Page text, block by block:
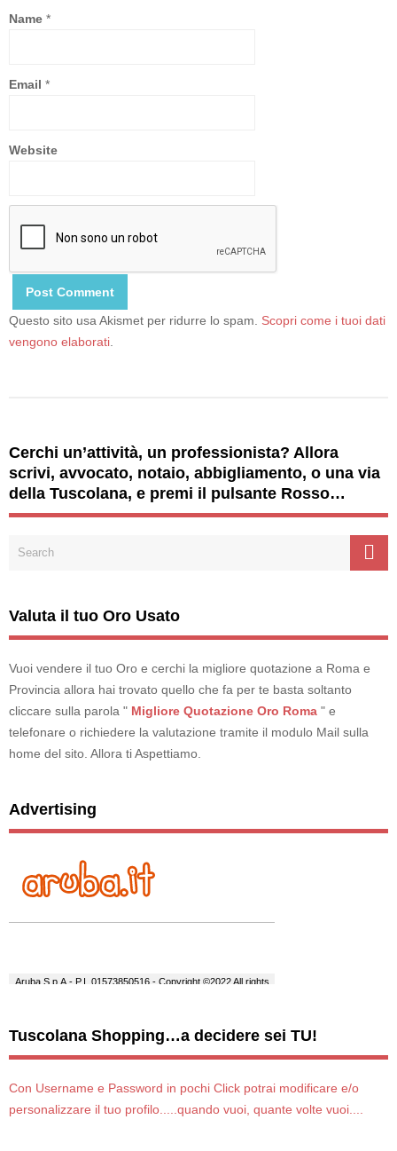
Name *
Email *
Website
Questo sito usa Akismet per ridurre lo spam. Scopri come i tuoi dati
vengono elaborati
Cerchi un’attività, un professionista? Allora
scrivi, avvocato, notaio, abbigliamento, o una via
della Tuscolana, e premi il pulsante Rosso…
Valuta il tuo Oro Usato
Vuoi vendere il tuo Oro e cerchi la migliore quotazione a Roma e
Provincia allora hai trovato quello che fa per te basta soltanto
cliccare sulla parola " Migliore Quotazione Oro Roma " e
telefonare o richiedere la valutazione tramite il modulo Mail sulla
home del sito. Allora ti Aspettiamo.
Advertising
Tuscolana Shopping…a decidere sei TU!
Con Username e Password in pochi Click potrai modificare e/o
personalizzare il tuo profilo.....quando vuoi, quante volte vuoi....